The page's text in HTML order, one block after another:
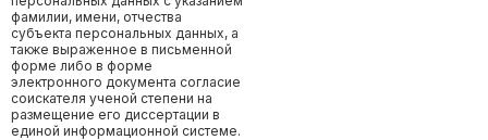
фамилии, имени, отчества
субъекта персональных данных, а
также выраженное в письменной
форме либо в форме
электронного документа согласие
соискателя ученой степени на
размещение его диссертации в
единой информационной системе.